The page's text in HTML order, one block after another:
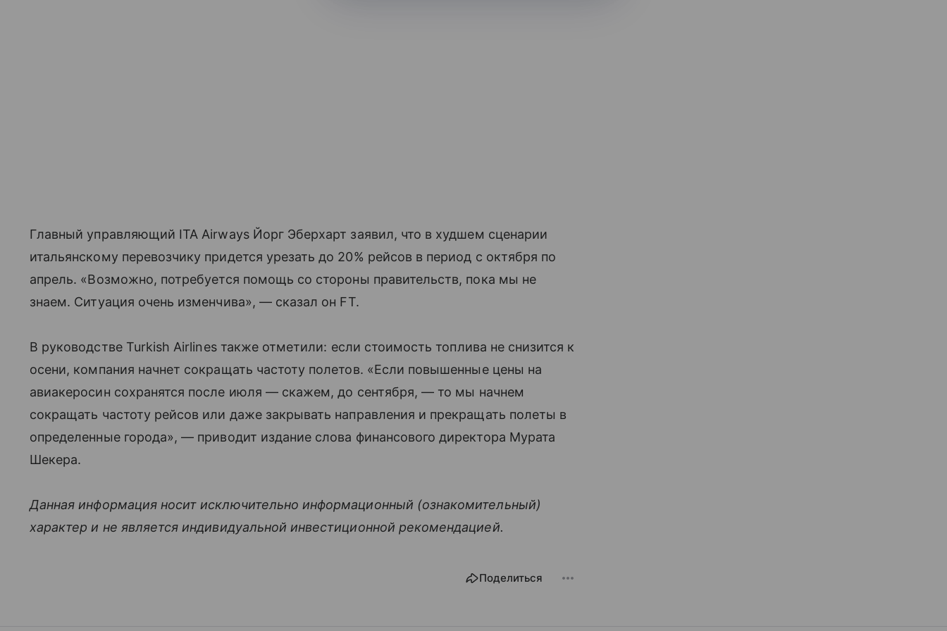
Главный управляющий ITA Airways Йорг Эберхарт заявил, что в худшем сценарии
итальянскому перевозчику придется урезать до 20% рейсов в период с октября по
апрель. «Возможно, потребуется помощь со стороны правительств, пока мы не
знаем. Ситуация очень изменчива», — сказал он FT.
В руководстве Turkish Airlines также отметили: если стоимость топлива не снизится к
осени, компания начнет сокращать частоту полетов. «Если повышенные цены на
авиакеросин сохранятся после июля — скажем, до сентября, — то мы начнем
сокращать частоту рейсов или даже закрывать направления и прекращать полеты в
определенные города», — приводит издание слова финансового директора Мурата
Шекера.
Данная информация носит исключительно информационный (ознакомительный)
характер и не является индивидуальной инвестиционной рекомендацией.
Поделиться